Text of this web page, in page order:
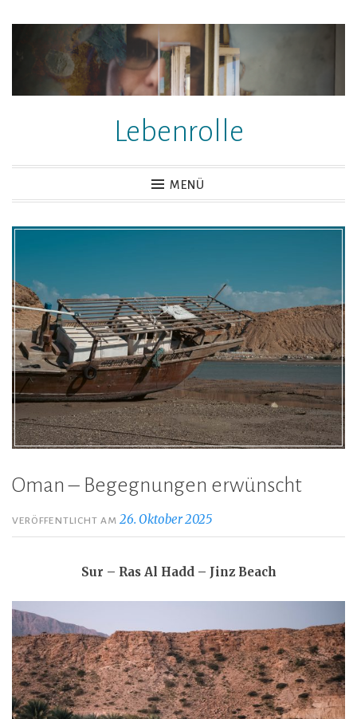
springen
Lebenrolle
MENÜ
Oman – Begegnungen erwünscht
VERÖFFENTLICHT AM26. Oktober 2025
Sur – Ras Al Hadd – Jinz Beach